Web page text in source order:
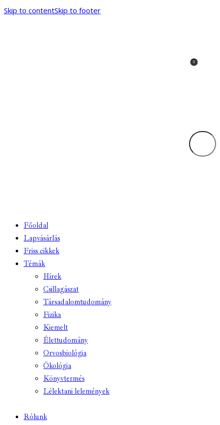
Skip to contentSkip to footer
0
Főoldal
Lapvásárlás
Friss cikkek
Témák
Hírek
Csillagászat
Társadalomtudomány
Fizika
Kiemelt
Élettudomány
Orvosbiológia
Ökológia
Könyvtermés
Lélektani lelemények
Rólunk